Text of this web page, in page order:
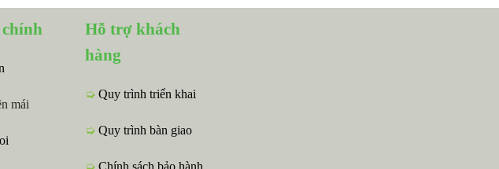
mái
Hỗ trợ khách
hàng
➭ Quy trình triển khai
➭ Quy trình bàn giao
➭ Chính sách bảo hành